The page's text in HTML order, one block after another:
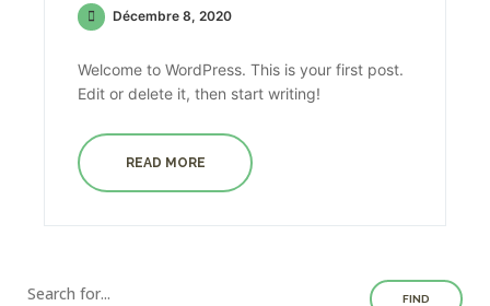
Décembre 8, 2020
Welcome to WordPress. This is your first post.
Edit or delete it, then start writing!
READ MORE
FIND